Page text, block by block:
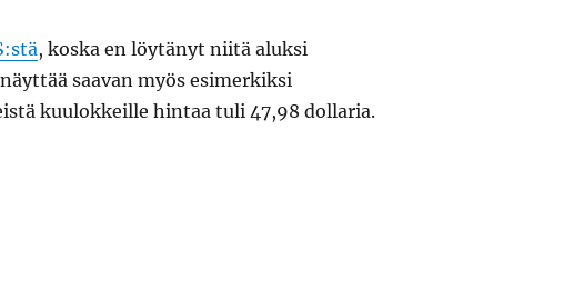
, koska en löytänyt niitä aluksi
saavan myös esimerkiksi
kuulokkeille hintaa tuli 47,98 dollaria.